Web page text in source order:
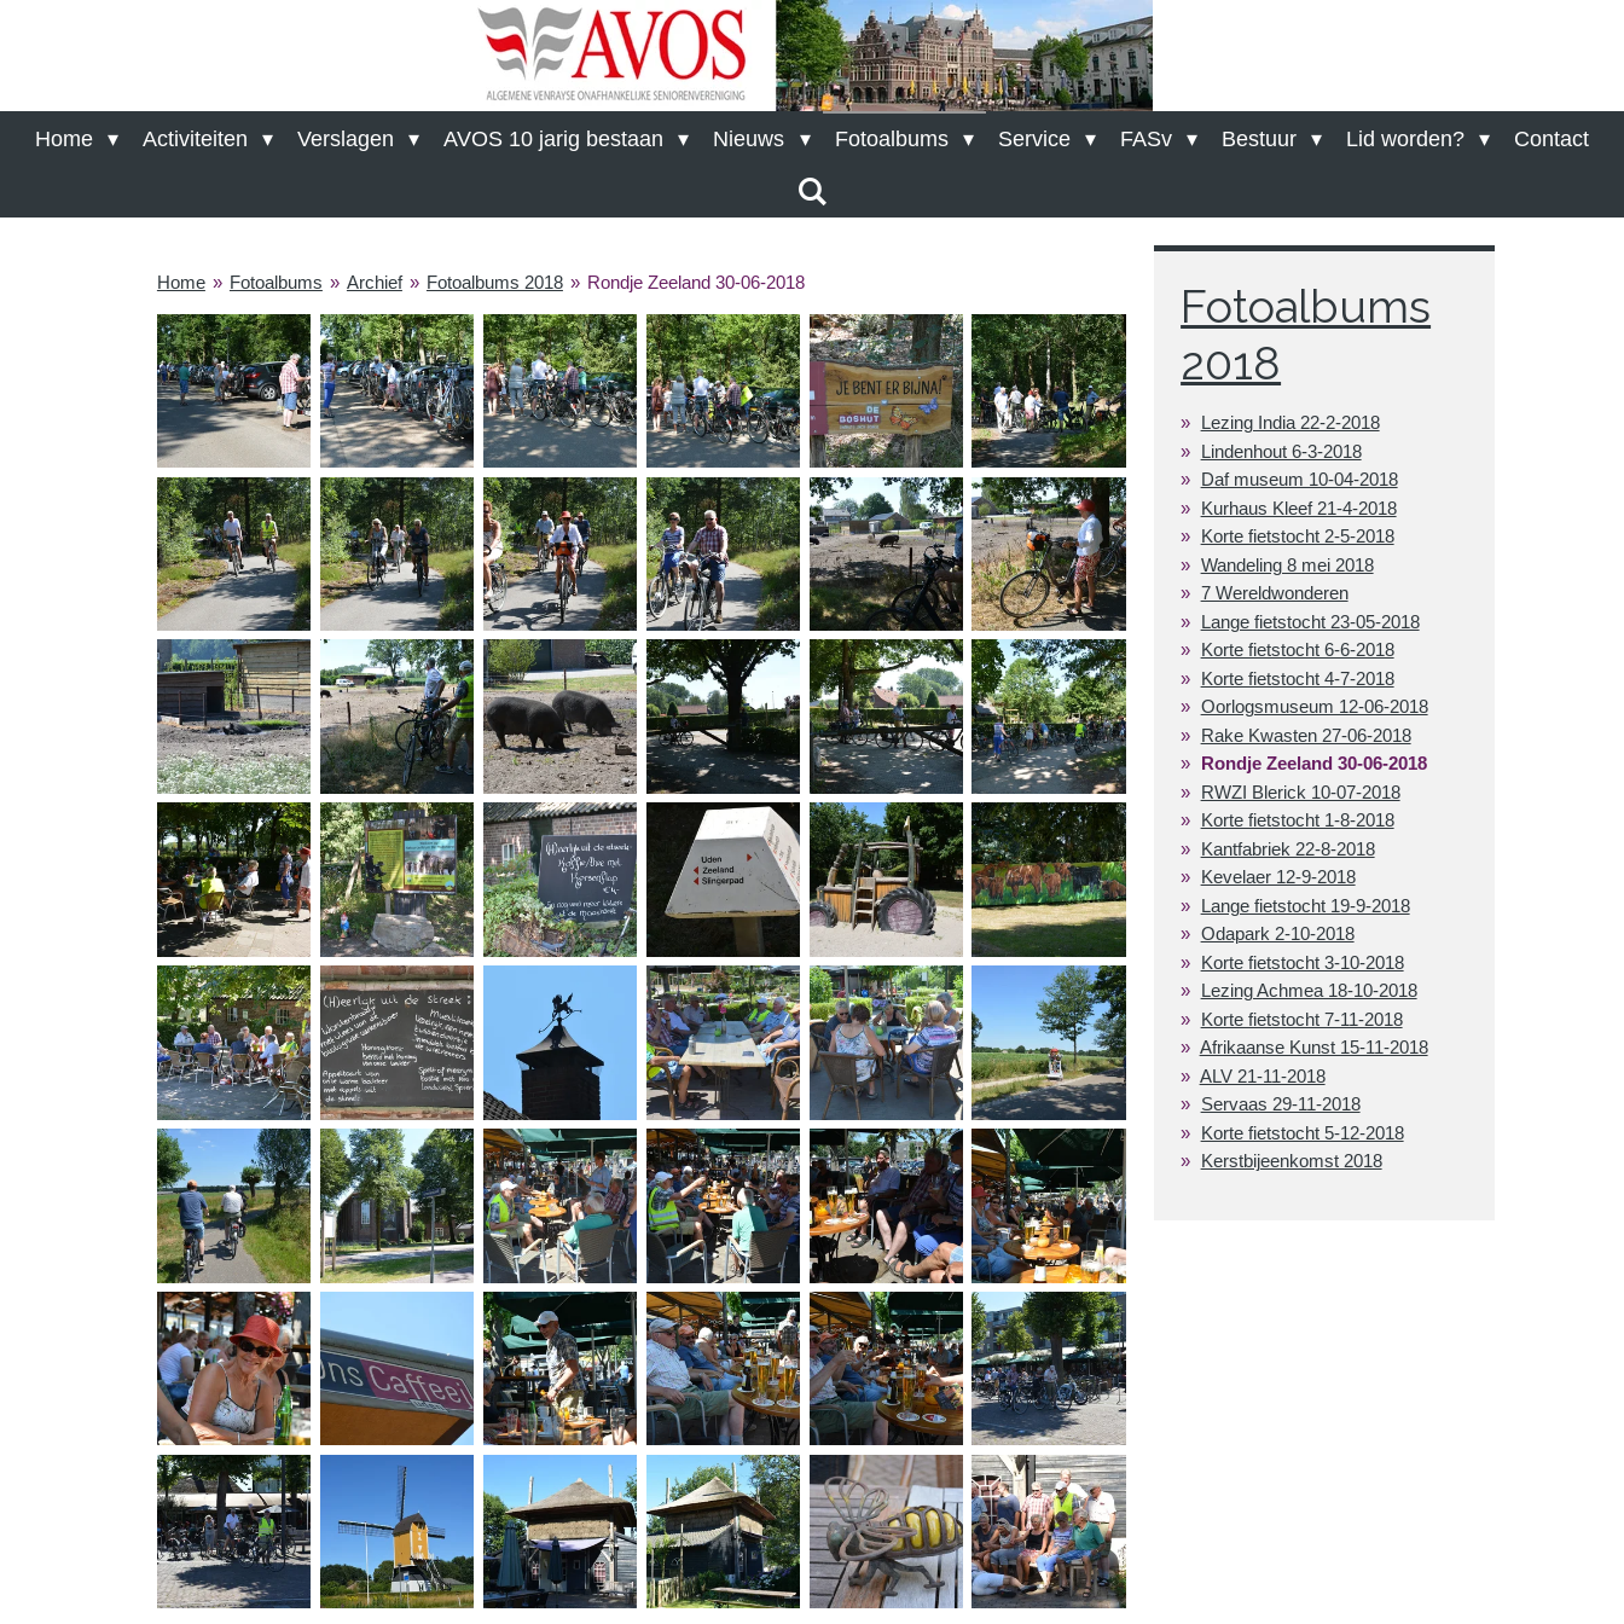
hoofdinhoud
Home Activiteiten Verslagen AVOS 10 jarig bestaan Nieuws Fotoalbums Service FASv Bestuur Lid worden? Contact
Home » Fotoalbums » Archief » Fotoalbums 2018 » Rondje Zeeland 30-06-2018
Fotoalbums
2018
Lezing India 22-2-2018
Lindenhout 6-3-2018
Daf museum 10-04-2018
Kurhaus Kleef 21-4-2018
Korte fietstocht 2-5-2018
Wandeling 8 mei 2018
7 Wereldwonderen
Lange fietstocht 23-05-2018
Korte fietstocht 6-6-2018
Korte fietstocht 4-7-2018
Oorlogsmuseum 12-06-2018
Rake Kwasten 27-06-2018
Rondje Zeeland 30-06-2018
RWZI Blerick 10-07-2018
Korte fietstocht 1-8-2018
Kantfabriek 22-8-2018
Kevelaer 12-9-2018
Lange fietstocht 19-9-2018
Odapark 2-10-2018
Korte fietstocht 3-10-2018
Lezing Achmea 18-10-2018
Korte fietstocht 7-11-2018
Afrikaanse Kunst 15-11-2018
ALV 21-11-2018
Servaas 29-11-2018
Korte fietstocht 5-12-2018
Kerstbijeenkomst 2018